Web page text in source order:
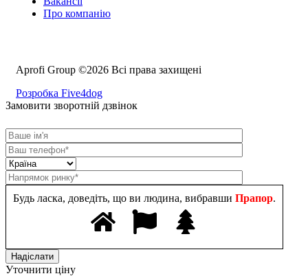
Про компанію
Aprofi Group ©2026 Всі права захищені
Розробка Five4dog
Замовити зворотній дзвінок
Будь ласка, доведіть, що ви людина, вибравши Прапор.
Уточнити ціну